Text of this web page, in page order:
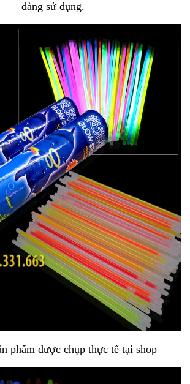
dàng sử dụng.
phẩm được chụp thực tế tại shop